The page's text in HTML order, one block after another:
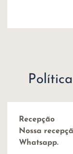
Recepção
Nossa
Whatsapp.